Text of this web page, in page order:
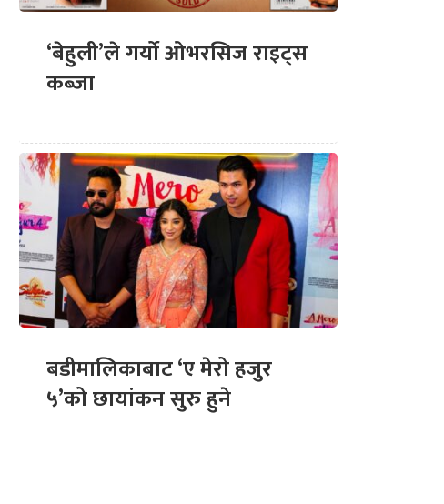
‘बेहुली’ले गर्यो ओभरसिज राइट्स
कब्जा
बडीमालिकाबाट ‘ए मेरो हजुर
५’को छायांकन सुरु हुने